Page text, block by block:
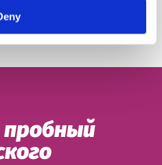
English Club